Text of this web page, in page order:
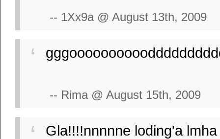
-- 1Xx9a @ August 13th, 2009
-- Rima @ August 15th, 2009
Gla!!!!nnnnne loding'a